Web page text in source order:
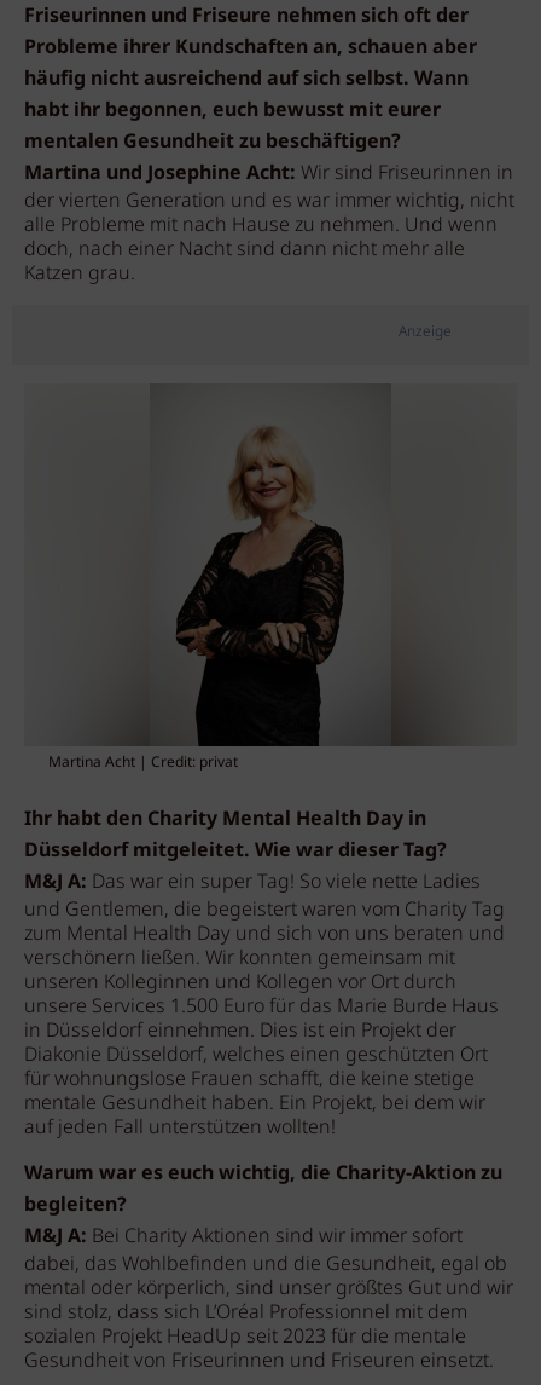
Friseurinnen und Friseure nehmen sich oft der
Probleme ihrer Kundschaften an, schauen aber
häufig nicht ausreichend auf sich selbst. Wann
habt ihr begonnen, euch bewusst mit eurer
mentalen Gesundheit zu beschäftigen?
Martina und Josephine Acht: Wir sind Friseurinnen in
der vierten Generation und es war immer wichtig, nicht
alle Probleme mit nach Hause zu nehmen. Und wenn
doch, nach einer Nacht sind dann nicht mehr alle
Katzen grau.
Anzeige
Martina Acht | Credit: privat
Ihr habt den Charity Mental Health Day in
Düsseldorfmitgeleitet. Wie war dieser Tag?
M&J A: Das war ein super Tag! So viele nette Ladies
und Gentlemen, die begeistert waren vom Charity Tag
zum Mental Health Day und sich von uns beraten und
verschönern ließen. Wir konnten gemeinsam mit
unseren Kolleginnen und Kollegen vor Ort durch
unsere Services 1.500 Euro für das Marie Burde Haus
in Düsseldorf einnehmen. Dies ist ein Projekt der
Diakonie Düsseldorf, welches einen geschützten Ort
für wohnungslose Frauen schafft, die keine stetige
mentale Gesundheit haben. Ein Projekt, bei dem wir
auf jeden Fall unterstützen wollten!
Warum war es euch wichtig, die Charity-Aktion zu
begleiten?
M&J A: Bei Charity Aktionen sind wir immer sofort
dabei, das Wohlbefinden und die Gesundheit, egal ob
mental oder körperlich, sind unser größtes Gut und wir
sind stolz, dass sich L’Oréal Professionnel mit dem
sozialen Projekt HeadUp seit 2023 für die mentale
Gesundheit von Friseurinnen und Friseuren einsetzt.